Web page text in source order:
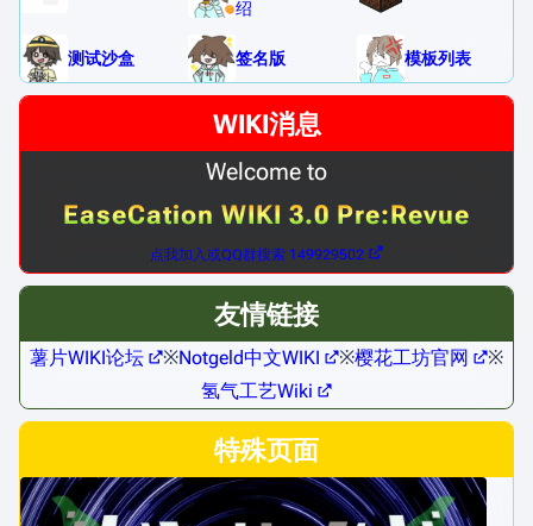
绍
测试沙盒 签名版 模板列表
WIKI消息
Welcome to
EaseCation WIKI 3.0 Pre:Revue
点我加入或QQ群搜索 149929502
友情链接
薯片WIKI论坛 ※Notgeld中文WIKI ※樱花工坊官网
※
氢气工艺Wiki
特殊页面